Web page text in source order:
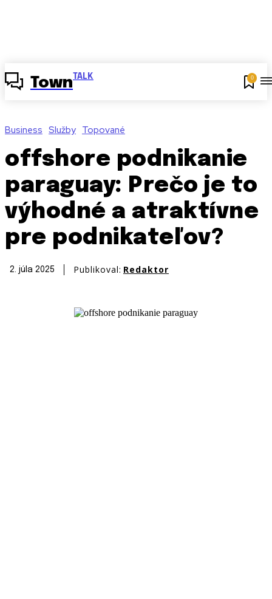
Town TALK 0
Business Služby Topované
offshore podnikanie
paraguay: Prečo je to
výhodné a atraktívne
pre podnikateľov?
2. júla 2025 Publikoval: Redaktor